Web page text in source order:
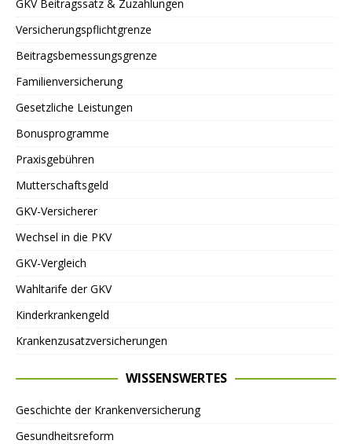
GKV Beitragssatz & Zuzahlungen
Versicherungspflichtgrenze
Beitragsbemessungsgrenze
Familienversicherung
Gesetzliche Leistungen
Bonusprogramme
Praxisgebühren
Mutterschaftsgeld
GKV-Versicherer
Wechsel in die PKV
GKV-Vergleich
Wahltarife der GKV
Kinderkrankengeld
Krankenzusatzversicherungen
WISSENSWERTES
Geschichte der Krankenversicherung
Gesundheitsreform